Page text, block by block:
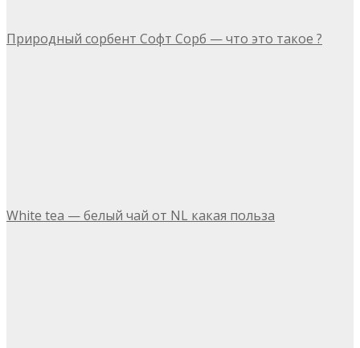
Природный сорбент Софт Сорб — что это такое ?
White tea — белый чай от NL какая польза